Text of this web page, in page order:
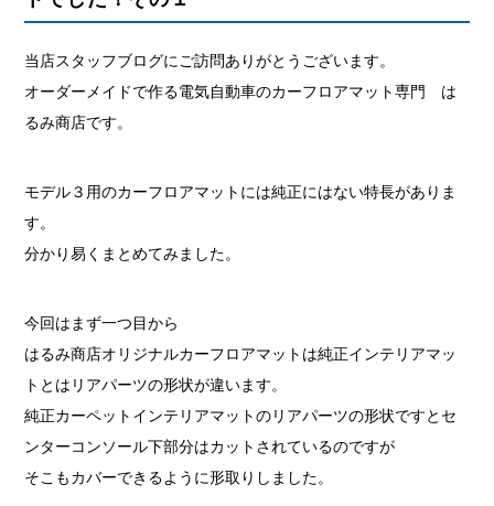
当店スタッフブログにご訪問ありがとうございます。
オーダーメイドで作る電気自動車のカーフロアマット専門 は
るみ商店です。
モデル３用のカーフロアマットには純正にはない特長がありま
す。
分かり易くまとめてみました。
今回はまず一つ目から
はるみ商店オリジナルカーフロアマットは純正インテリアマッ
トとはリアパーツの形状が違います。
純正カーペットインテリアマットのリアパーツの形状ですとセ
ンターコンソール下部分はカットされているのですが
そこもカバーできるように形取りしました。